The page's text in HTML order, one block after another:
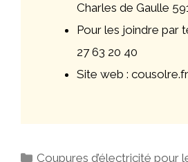
Charles de Gaulle
Pour les joindre par
27 63 20 40
Site web : cousolre.fr
Catégories
Coupures d’électricité pour